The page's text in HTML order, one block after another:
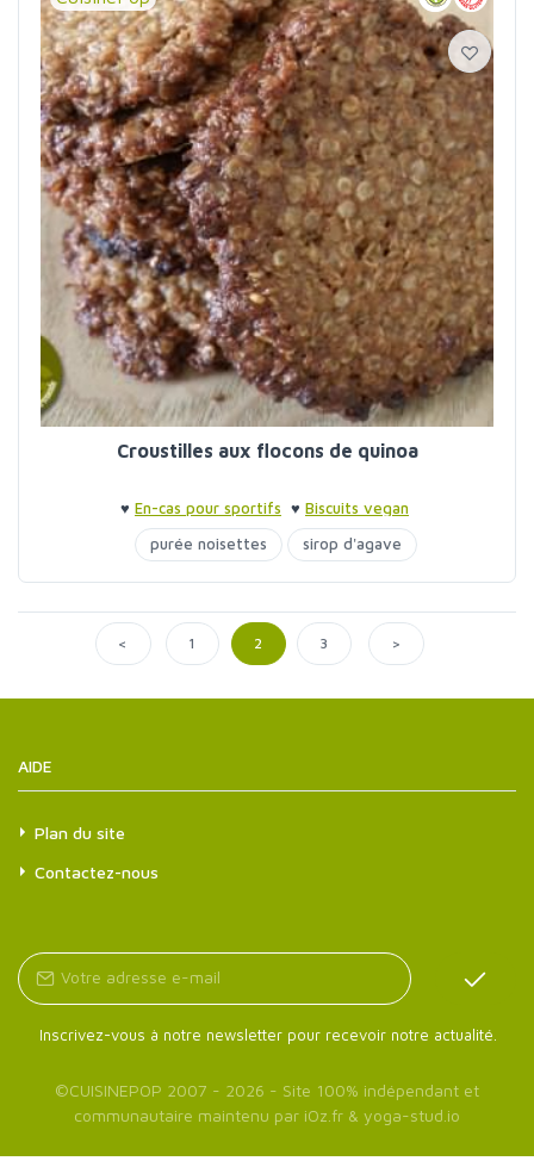
Croustilles aux flocons de quinoa
♥ En-cas pour sportifs ♥ Biscuits vegan
purée noisettes
sirop d'agave
< 1 2 3 >
AIDE
Plan du site
Contactez-nous
Inscrivez-vous à notre newsletter pour recevoir notre actualité.
©CUISINEPOP 2007 - 2026 - Site 100% indépendant et
communautaire maintenu par iOz.fr & yoga-stud.io